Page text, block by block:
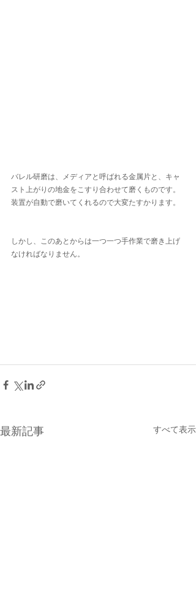
バレル研磨は、メディアと呼ばれる金属片と、キャ
スト上がりの地金をこすり合わせて磨くものです。
装置が自動で磨いてくれるので大変たすかります。
しかし、このあとからは一つ一つ手作業で磨き上げ
なければなりません。
最新記事 すべて表示